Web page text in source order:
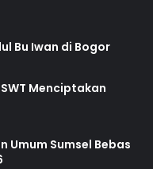
Bu Iwan di Bogor
Menciptakan
Umum Sumsel Bebas